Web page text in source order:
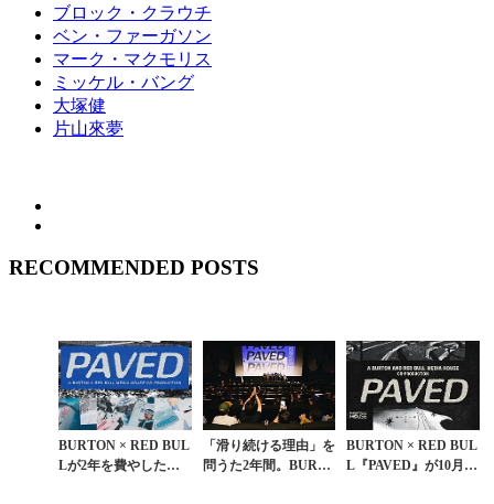
ブロック・クラウチ
ベン・ファーガソン
マーク・マクモリス
ミッケル・バング
大塚健
片山來夢
RECOMMENDED POSTS
BURTON × RED BUL
Lが2年を費やした共
「滑り続ける理由」を
問うた2年間。BURT
BURTON × RED BUL
L『PAVED』が10月11